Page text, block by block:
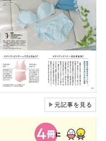
▶元記事を見る